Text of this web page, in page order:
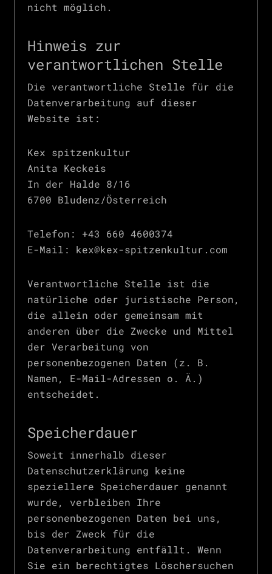
nicht möglich.
Hinweis zur
verantwortlichen Stelle
Die verantwortliche Stelle für die
Datenverarbeitung auf dieser
Website ist:
Kex spitzenkultur
Anita Keckeis
In der Halde 8/16
6700 Bludenz/Österreich
Telefon: +43 660 4600374
E-Mail: kex@kex-spitzenkultur.com
Verantwortliche Stelle ist die
natürliche oder juristische Person,
die allein oder gemeinsam mit
anderen über die Zwecke und Mittel
der Verarbeitung von
personenbezogenen Daten (z. B.
Namen, E-Mail-Adressen o. Ä.)
entscheidet.
Speicherdauer
Soweit innerhalb dieser
Datenschutzerklärung keine
speziellere Speicherdauer genannt
wurde, verbleiben Ihre
personenbezogenen Daten bei uns,
bis der Zweck für die
Datenverarbeitung entfällt. Wenn
Sie ein berechtigtes Löschersuchen